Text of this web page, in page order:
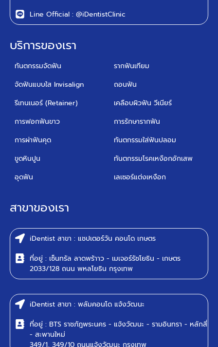
Line Official : @iDentistClinic
บริการของเรา
ทันตกรรมจัดฟัน
จัดฟันแบบใส Invisalign
รีเทนเนอร์ (Retainer)
การฟอกฟันขาว
การผ่าฟันคุด
ขูดหินปูน
อุดฟัน
รากฟันเทียม
ถอนฟัน
เคลือบผิวฟัน วีเนียร์
การรักษารากฟัน
ทันตกรรมใส่ฟันปลอม
ทันตกรรมโรคเหงือกอักเสพ
เลเซอร์แต่งเหงือก
สาขาของเรา
iDentist สาขา : แชปเตอร์วัน คอนโด เกษตร
ที่อยู่ : เซ็นทรัล ลาดพร้าาว - เมเจอร์รัชโยธิน - เกษตร
2033/128 ถนน พหลโยธิน กรุงเทพ
iDentist สาขา : พลัมคอนโด แจ้งวัฒนะ
ที่อยู่ : BTS ราชภัฎพระนคร - แจ้งวัฒนะ - รามอินทรา - หลักสี่
- สะพานใหม่
349/1, 349/10 ถนนแจ้งวัฒนะ กรุงเทพ